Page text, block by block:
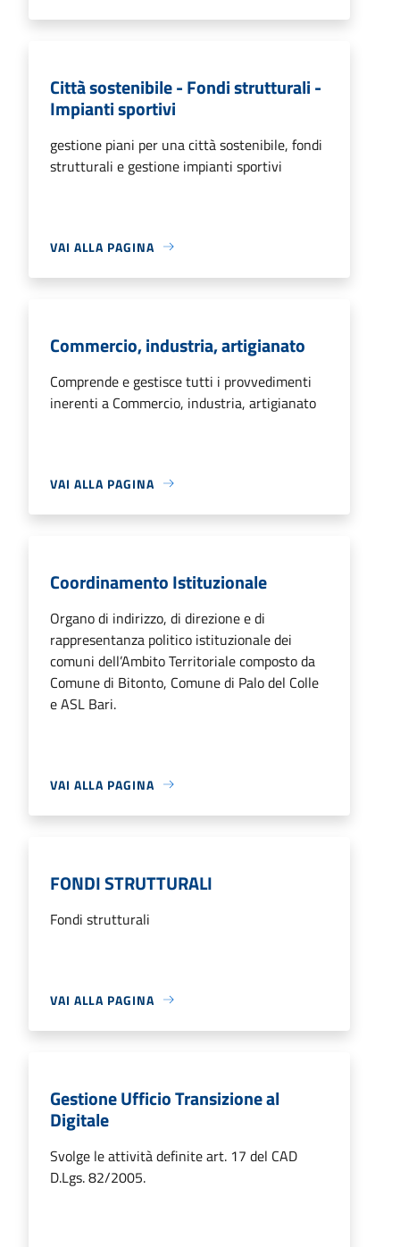
Città sostenibile - Fondi strutturali -
Impianti sportivi
gestione piani per una città sostenibile, fondi
strutturali e gestione impianti sportivi
VAI ALLA PAGINA
Commercio, industria, artigianato
Comprende e gestisce tutti i provvedimenti
inerenti a Commercio, industria, artigianato
VAI ALLA PAGINA
Coordinamento Istituzionale
Organo di indirizzo, di direzione e di
rappresentanza politico istituzionale dei
comuni dell’Ambito Territoriale composto da
Comune di Bitonto, Comune di Palo del Colle
e ASL Bari.
VAI ALLA PAGINA
FONDI STRUTTURALI
Fondi strutturali
VAI ALLA PAGINA
Gestione Ufficio Transizione al
Digitale
Svolge le attività definite art. 17 del CAD
D.Lgs. 82/2005.